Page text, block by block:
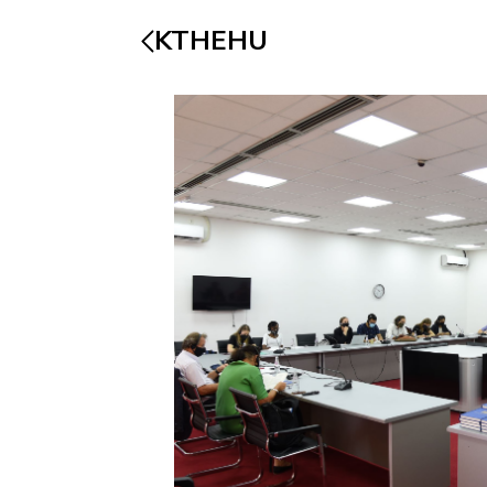
KTHEHU